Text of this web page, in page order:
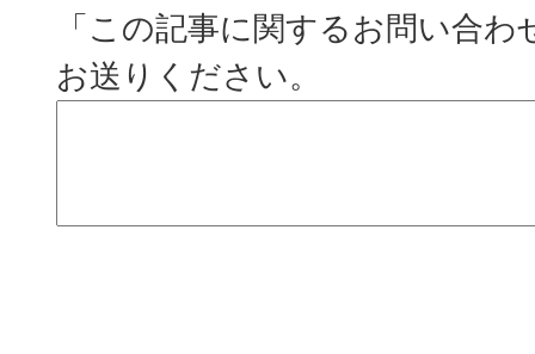
「この記事に関するお問い合
お送りください。